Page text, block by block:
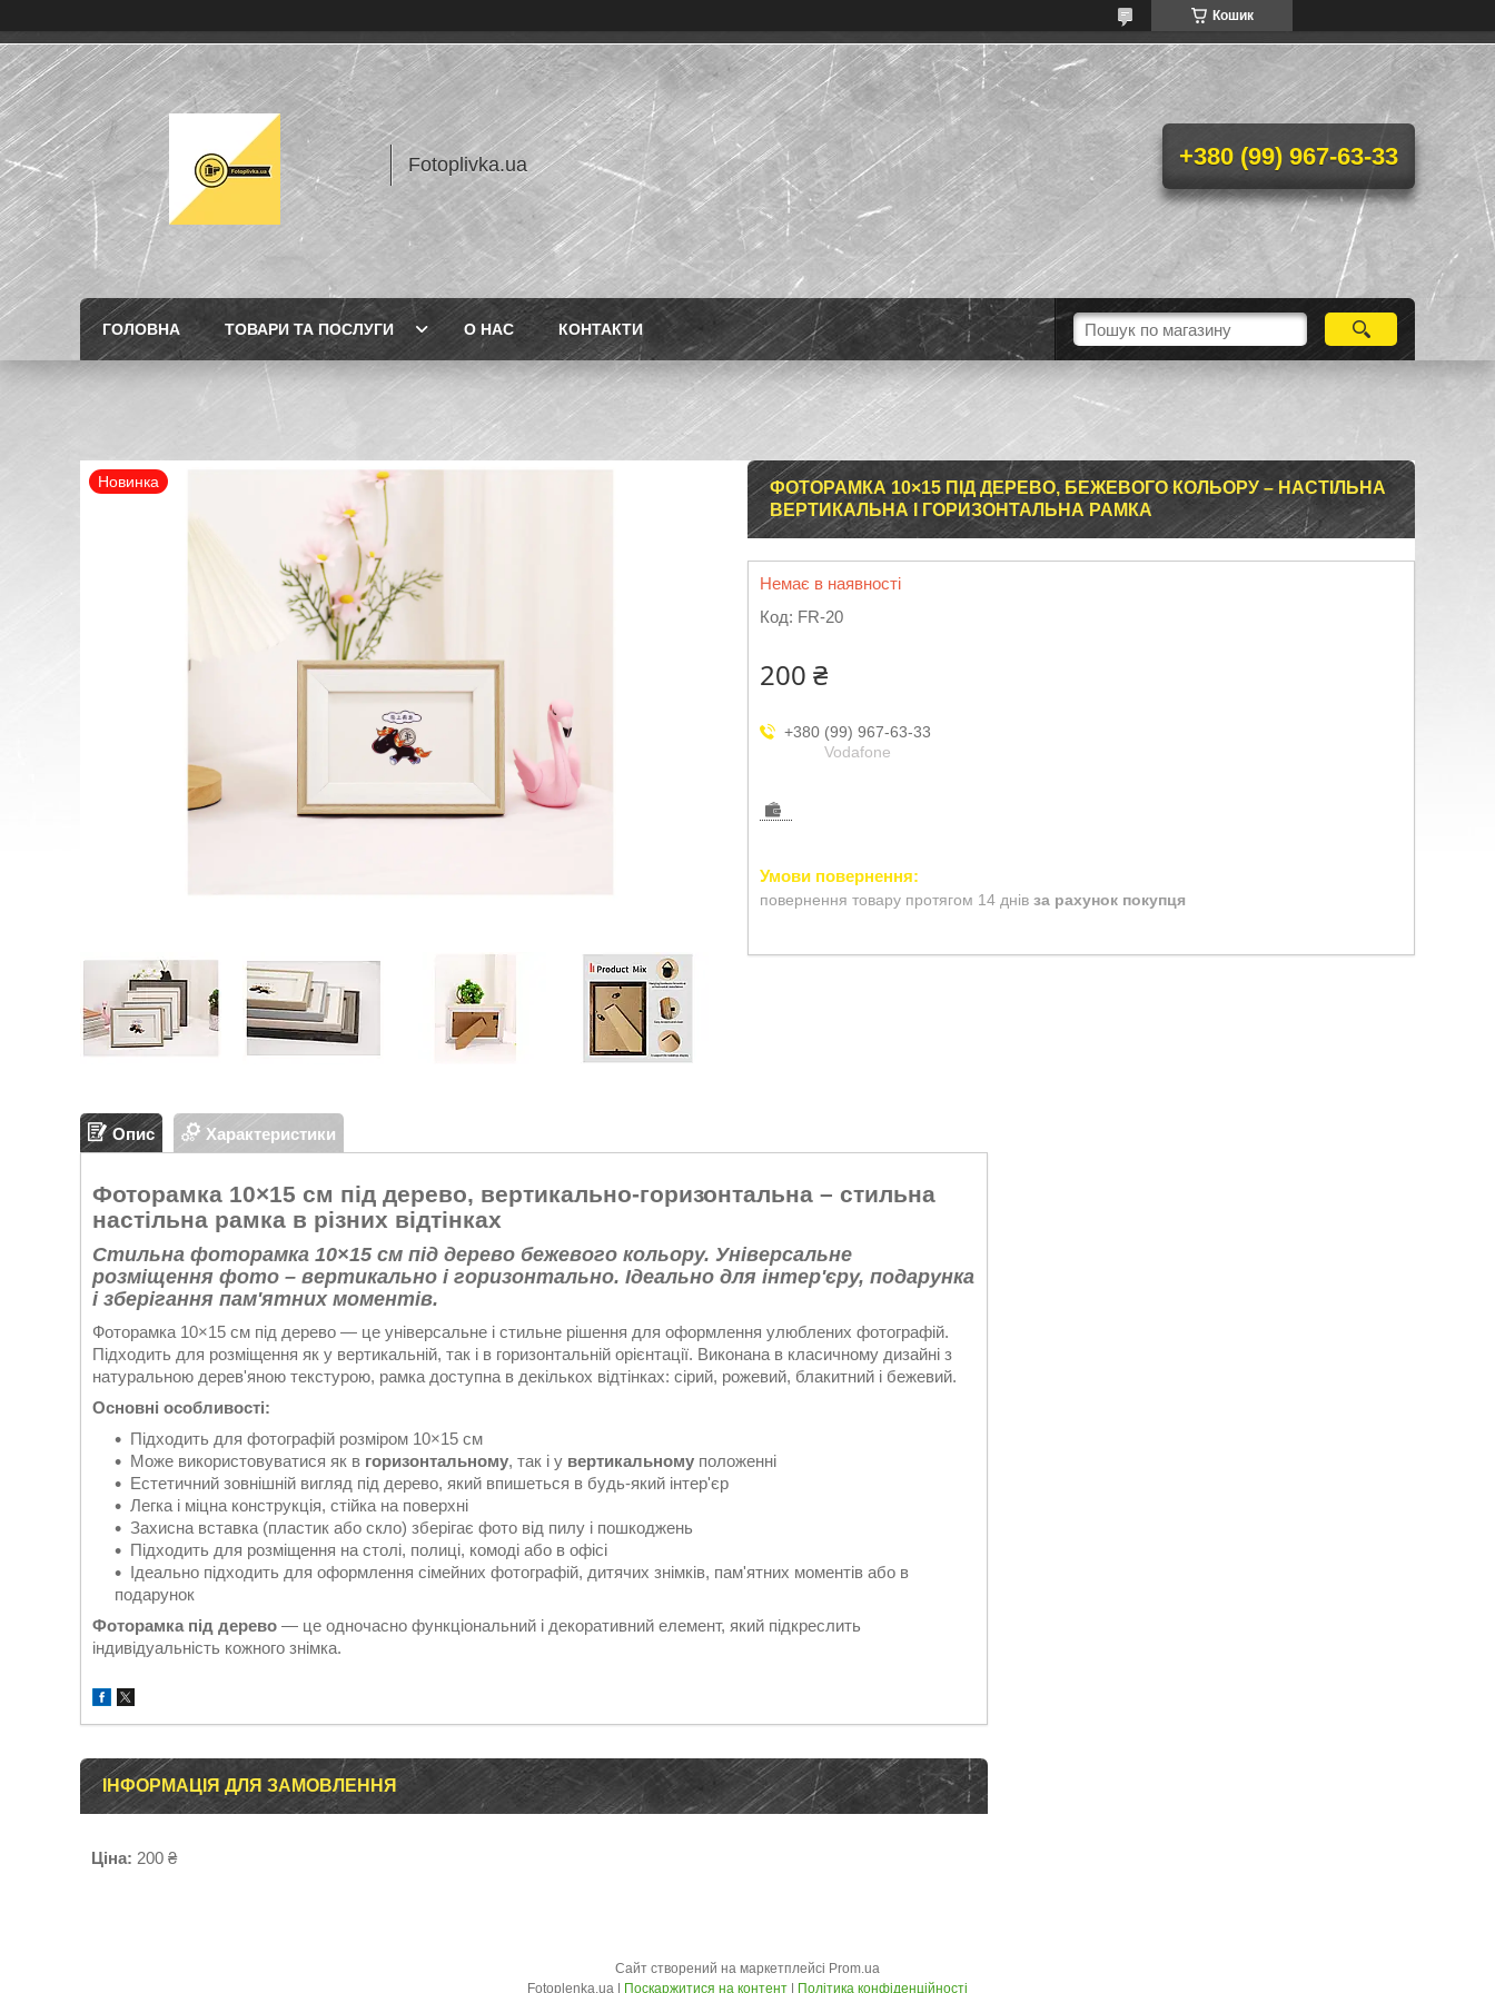
Кошик
Fotoplivka.ua +380 (99) 967-63-33
ГОЛОВНА ТОВАРИ ТА ПОСЛУГИ О НАС КОНТАКТИ
Новинка
ФОТОРАМКА 10×15 ПІД ДЕРЕВО, БЕЖЕВОГО КОЛЬОРУ – НАСТІЛЬНА
ВЕРТИКАЛЬНА І ГОРИЗОНТАЛЬНА РАМКА
Немає в наявності
Код: FR-20
200 ₴
+380 (99) 967-63-33
Vodafone
повернення товару протягом 14 днів за рахунок покупця
Опис Характеристики
Фоторамка 10×15 см під дерево, вертикально-горизонтальна – стильна
настільна рамка в різних відтінках
Стильна фоторамка 10×15 см під дерево бежевого кольору. Універсальне
розміщення фото – вертикально і горизонтально. Ідеально для інтер'єру, подарунка
і зберігання пам'ятних моментів.
Фоторамка 10×15 см під дерево — це універсальне і стильне рішення для оформлення улюблених фотографій.
Підходить для розміщення як у вертикальній, так і в горизонтальній орієнтації. Виконана в класичному дизайні з
натуральною дерев'яною текстурою, рамка доступна в декількох відтінках: сірий, рожевий, блакитний і бежевий.
Основні особливості:
Підходить для фотографій розміром 10×15 см
Може використовуватися як в горизонтальному, так і у вертикальному положенні
Естетичний зовнішній вигляд під дерево, який впишеться в будь-який інтер'єр
Легка і міцна конструкція, стійка на поверхні
Захисна вставка (пластик або скло) зберігає фото від пилу і пошкоджень
Підходить для розміщення на столі, полиці, комоді або в офісі
Ідеально підходить для оформлення сімейних фотографій, дитячих знімків, пам'ятних моментів або в
подарунок
Фоторамка під дерево — це одночасно функціональний і декоративний елемент, який підкреслить
індивідуальність кожного знімка.
ІНФОРМАЦІЯ ДЛЯ ЗАМОВЛЕННЯ
Ціна: 200 ₴
Сайт створений на маркетплейсі Prom.ua
Поскаржитися на контент Політика конфіденційності